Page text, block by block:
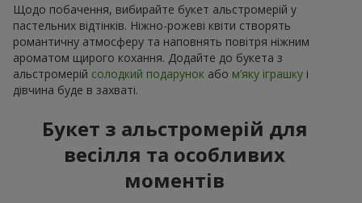
Щодо побачення, вибирайте букет альстромерій у
пастельних відтінків. Ніжно-рожеві квіти створять
романтичну атмосферу та наповнять повітря ніжним
ароматом щирого кохання. Додайте до букета з
альстромерій солодкий подарунок або м’яку іграшку і
дівчина буде в захваті.
Букет з альстромерій для
весілля та особливих
моментів